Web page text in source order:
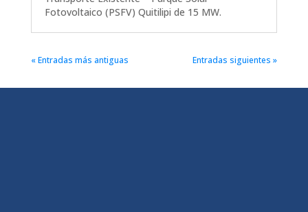
Fotovoltaico (PSFV) Quitilipi de 15 MW.
« Entradas más antiguas Entradas siguientes »